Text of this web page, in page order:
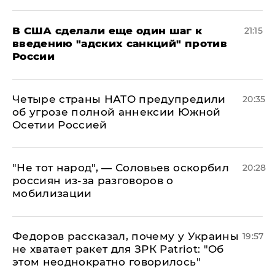
В США сделали еще один шаг к
введению "адских санкций" против
России
21:15
Четыре страны НАТО предупредили
об угрозе полной аннексии Южной
Осетии Россией
20:35
​"Не тот народ", — Соловьев оскорбил
россиян из-за разговоров о
мобилизации
20:28
Федоров рассказал, почему у Украины
не хватает ракет для ЗРК Patriot: "Об
этом неоднократно говорилось"
19:57